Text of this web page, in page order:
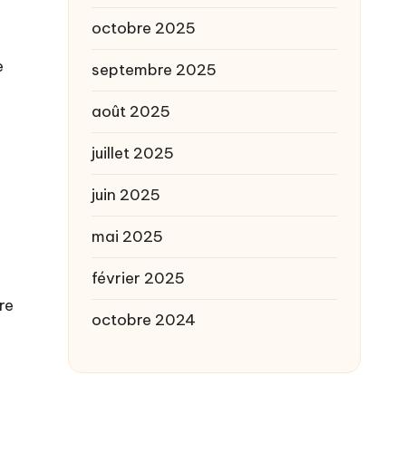
octobre 2025
septembre 2025
août 2025
juillet 2025
juin 2025
mai 2025
février 2025
octobre 2024